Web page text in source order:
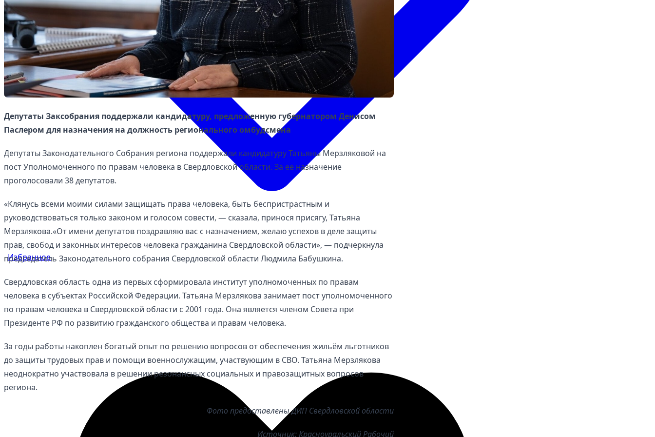
Избранное
Депутаты Заксобрания поддержали кандидатуру, предложенную губернатором Денисом
Паслером для назначения на должность регионального омбудсмена
Депутаты Законодательного Собрания региона поддержали кандидатуру Татьяны Мерзляковой на
пост Уполномоченного по правам человека в Свердловской области. За ее назначение
проголосовали 38 депутатов.
«Клянусь всеми моими силами защищать права человека, быть беспристрастным и
руководствоваться только законом и голосом совести, — сказала, принося присягу, Татьяна
Мерзлякова.«От имени депутатов поздравляю вас с назначением, желаю успехов в деле защиты
прав, свобод и законных интересов человека гражданина Свердловской области», — подчеркнула
председатель Законодательного собрания Свердловской области Людмила Бабушкина.
Свердловская область одна из первых сформировала институт уполномоченных по правам
человека в субъектах Российской Федерации. Татьяна Мерзлякова занимает пост уполномоченного
по правам человека в Свердловской области с 2001 года. Она является членом Совета при
Президенте РФ по развитию гражданского общества и правам человека.
За годы работы накоплен богатый опыт по решению вопросов от обеспечения жильём льготников
до защиты трудовых прав и помощи военнослужащим, участвующим в СВО. Татьяна Мерзлякова
неоднократно участвовала в решении резонансных социальных и правозащитных вопросов
региона.
Фото предоставлены ДИП Свердловской области
Источник: Красноуральский Рабочий